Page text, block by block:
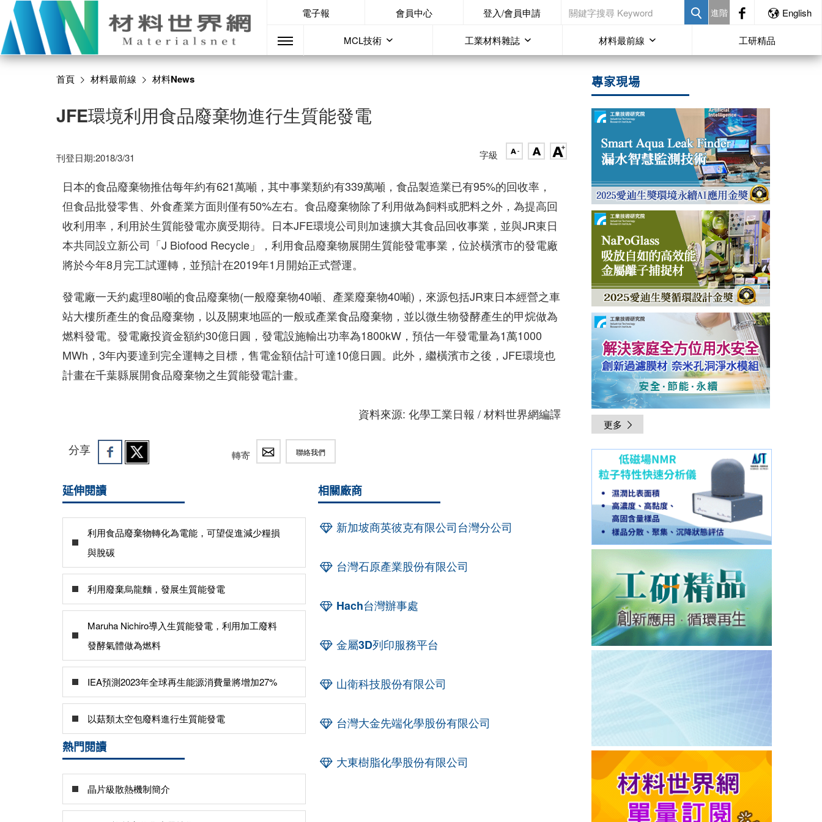
電子報 會員中心 登入/會員申請 進階 English
MCL技術 工業材料雜誌 材料最前線 工研精品
首頁 材料最前線 材料News
JFE環境利用食品廢棄物進行生質能發電
刊登日期:2018/3/31 字級
日本的食品廢棄物推估每年約有621萬噸，其中事業類約有339萬噸，食品製造業已有95%的回收率，
但食品批發零售、外食產業方面則僅有50%左右。食品廢棄物除了利用做為飼料或肥料之外，為提高回
收利用率，利用於生質能發電亦廣受期待。日本JFE環境公司則加速擴大其食品回收事業，並與JR東日
本共同設立新公司「J Biofood Recycle」，利用食品廢棄物展開生質能發電事業，位於橫濱市的發電廠
將於今年8月完工試運轉，並預計在2019年1月開始正式營運。
發電廠一天約處理80噸的食品廢棄物(一般廢棄物40噸、產業廢棄物40噸)，來源包括JR東日本經營之車
站大樓所產生的食品廢棄物，以及關東地區的一般或產業食品廢棄物，並以微生物發酵產生的甲烷做為
燃料發電。發電廠投資金額約30億日圓，發電設施輸出功率為1800kW，預估一年發電量為1萬1000
MWh，3年內要達到完全運轉之目標，售電金額估計可達10億日圓。此外，繼橫濱市之後，JFE環境也
計畫在千葉縣展開食品廢棄物之生質能發電計畫。
資料來源: 化學工業日報 / 材料世界網編譯
分享 轉寄 聯絡我們
延伸閱讀
利用食品廢棄物轉化為電能，可望促進減少糧損
與脫碳
利用廢棄烏龍麵，發展生質能發電
Maruha Nichiro導入生質能發電，利用加工廢料
發酵氣體做為燃料
IEA預測2023年全球再生能源消費量將增加27%
以菇類太空包廢料進行生質能發電
熱門閱讀
晶片級散熱機制簡介
相關廠商
新加坡商英彼克有限公司台灣分公司
台灣石原產業股份有限公司
Hach台灣辦事處
金屬3D列印服務平台
山衛科技股份有限公司
台灣大金先端化學股份有限公司
大東樹脂化學股份有限公司
專家現場
更多